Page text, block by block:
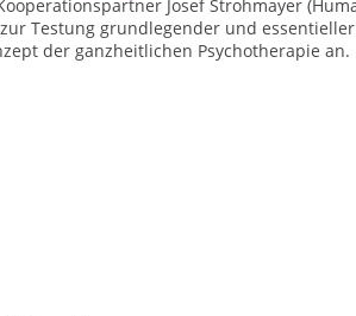
Josef Strohmayer
Testung grundlegender und
der ganzheitlichen Psychotherapie an.